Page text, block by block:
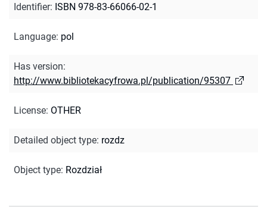
Identifier: ISBN 978-83-66066-02-1
Language: pol
Has version:
http://www.bibliotekacyfrowa.pl/publication/95307
License: OTHER
Detailed object type: rozdz
Object type: Rozdział